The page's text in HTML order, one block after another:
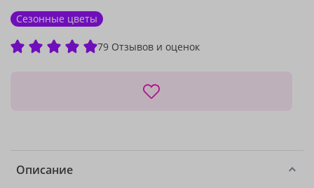
Сезонные цветы
79 Отзывов и оценок
Описание